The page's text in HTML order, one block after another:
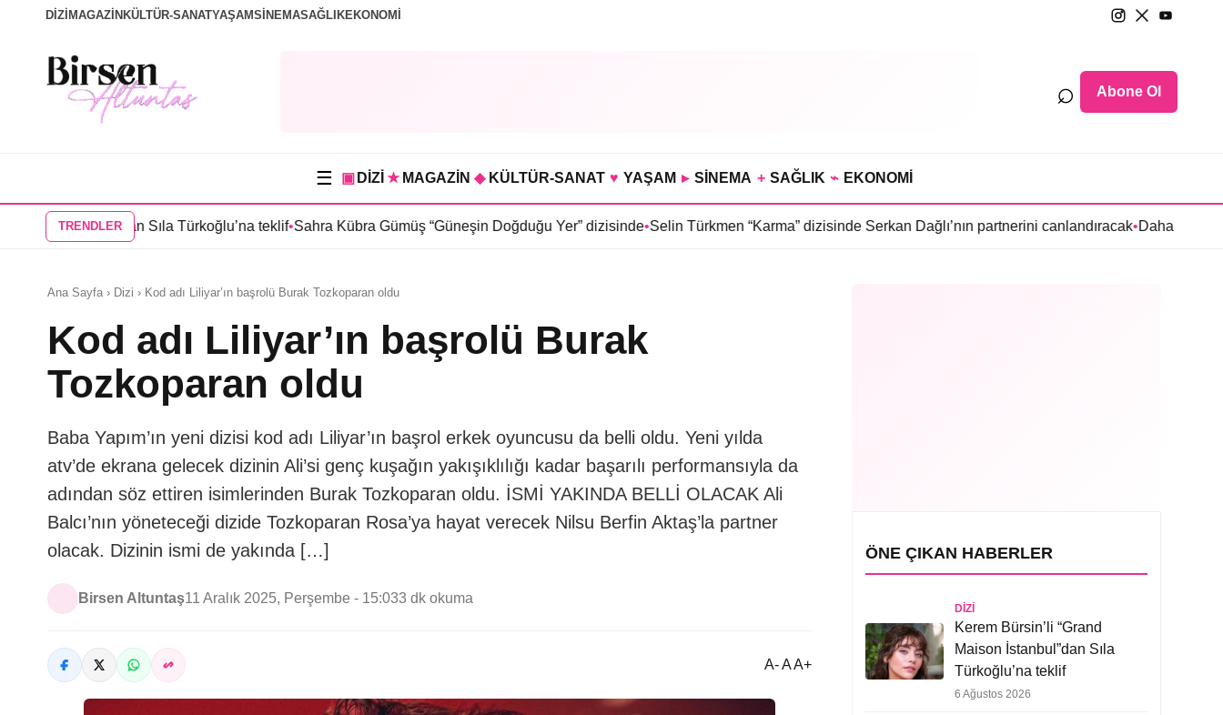
DİZİ MAGAZİN KÜLTÜR-SANATYAŞAMSİNEMASAĞLIKEKONOMİ
⌕ Abone Ol
☰ ▣ DİZİ ★ MAGAZİN ◆ KÜLTÜR-SANAT ♥ YAŞAM ▸ SİNEMA + SAĞLIK ⌁ EKONOMİ
TRENDLER
Sıla Türkoğlu’na teklif•Sahra Kübra Gümüş “Güneşin Doğduğu Yer” dizisinde •Selin Türkmen “Karma” dizisinde Serkan Dağlı’nın partnerini canlandıracak•Daha 17’ye Emir Sarıhan
Ana Sayfa › Dizi › Kod adı Liliyar’ın başrolü Burak Tozkoparan oldu
Kod adı Liliyar’ın başrolü Burak
Tozkoparan oldu
Baba Yapım’ın yeni dizisi kod adı Liliyar’ın başrol erkek oyuncusu da belli oldu. Yeni yılda
atv’de ekrana gelecek dizinin Ali’si genç kuşağın yakışıklılığı kadar başarılı performansıyla da
adından söz ettiren isimlerinden Burak Tozkoparan oldu. İSMİ YAKINDA BELLİ OLACAK Ali
Balcı’nın yöneteceği dizide Tozkoparan Rosa’ya hayat verecek Nilsu Berfin Aktaş’la partner
olacak. Dizinin ismi de yakında […]
Birsen Altuntaş11 Aralık 2025, Perşembe - 15:033 dk okuma
A- A A+
ÖNE ÇIKAN HABERLER
DIZI
Kerem Bürsin’li “Grand
Maison İstanbul”dan Sıla
Türkoğlu’na teklif
6 Ağustos 2026